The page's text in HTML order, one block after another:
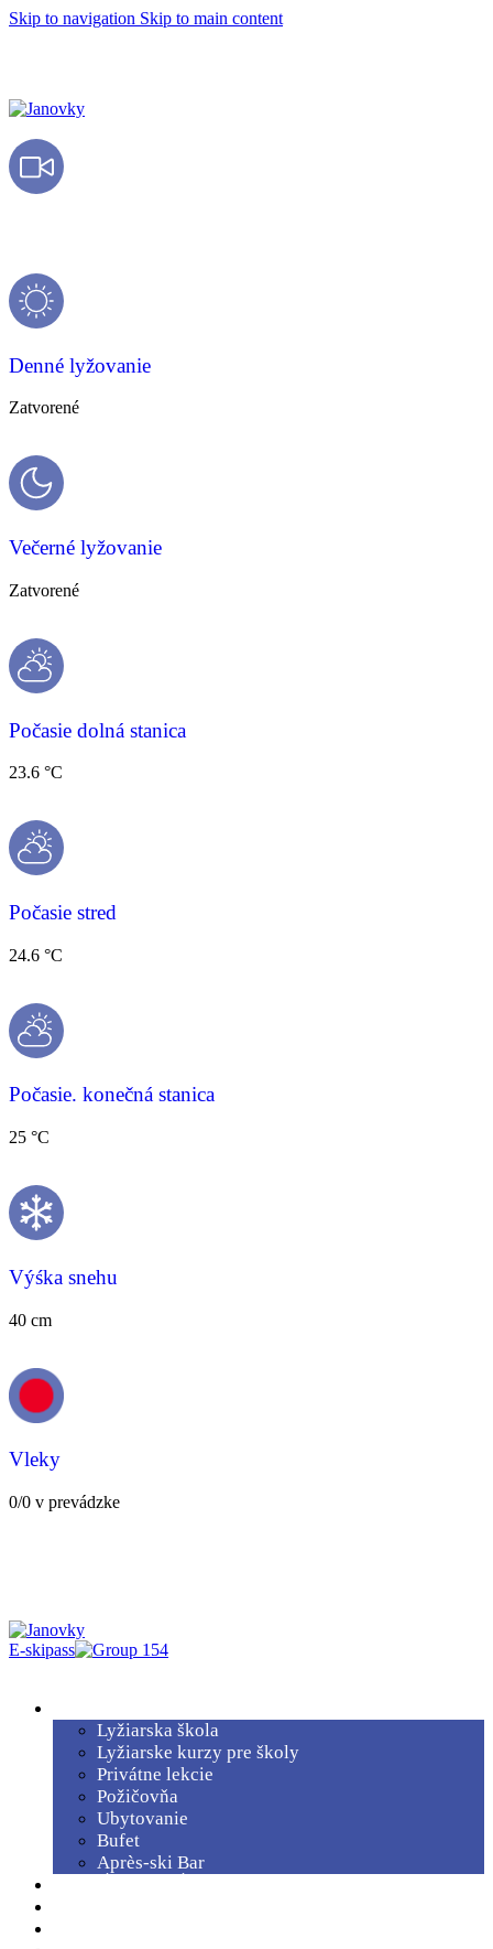
Skip to navigation Skip to main content
Denné lyžovanie
Zatvorené
Večerné lyžovanie
Zatvorené
Počasie dolná stanica
23.6 °C
Počasie stred
24.6 °C
Počasie. konečná stanica
25 °C
Výśka snehu
40 cm
Vleky
0/0 v prevádzke
E-skipass
Lyžiarska škola
Lyžiarske kurzy pre školy
Privátne lekcie
Požičovňa
Ubytovanie
Bufet
Après-ski Bar